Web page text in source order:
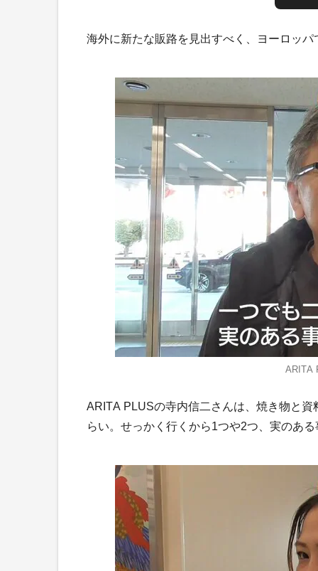
海外に新たな販路を見出すべく、ヨーロッ
ARITA
ARITA PLUSの寺内信二さんは、焼き物と
らい。せっかく行くから1つや2つ、実のあ